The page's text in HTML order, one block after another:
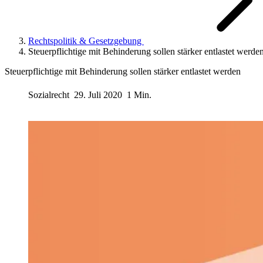
Rechtspolitik & Gesetzgebung
Steuerpflichtige mit Behinderung sollen stärker entlastet
Steuerpflichtige mit Behinderung sollen stärker entlastet werden
Sozialrecht 29. Juli 2020 1 Min.